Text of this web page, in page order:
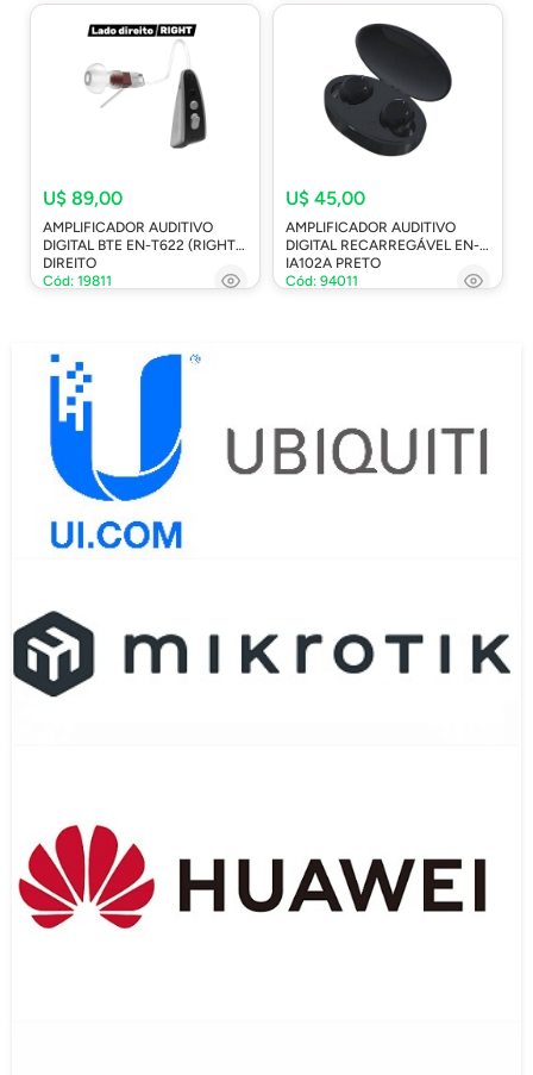
U$ 89,00
AMPLIFICADOR AUDITIVO
DIGITAL BTE EN-T622 (RIGHT)
DIREITO
Cód: 19811
U$ 45,00
AMPLIFICADOR AUDITIVO
DIGITAL RECARREGÁVEL EN-
IA102A PRETO
Cód: 94011